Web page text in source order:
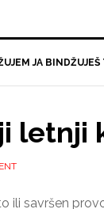
JA BINDŽUJEŠ
letnji
ili savršen